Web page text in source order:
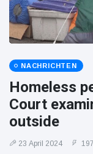
NACHRICHTEN
Homeless
Court
outside
23 April 2024